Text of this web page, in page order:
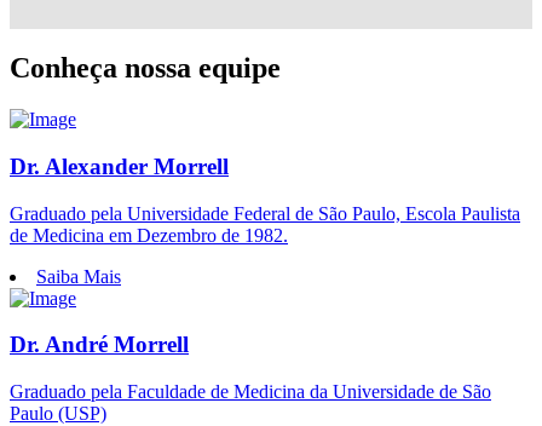
Conheça nossa equipe
Dr. Alexander Morrell
Graduado pela Universidade Federal de São Paulo, Escola Paulista
de Medicina em Dezembro de 1982.
Saiba Mais
Dr. André Morrell
Graduado pela Faculdade de Medicina da Universidade de São
Paulo (USP)